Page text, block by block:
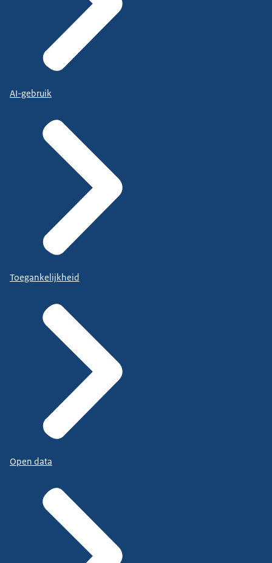
AI-gebruik
Toegankelijkheid
Open data